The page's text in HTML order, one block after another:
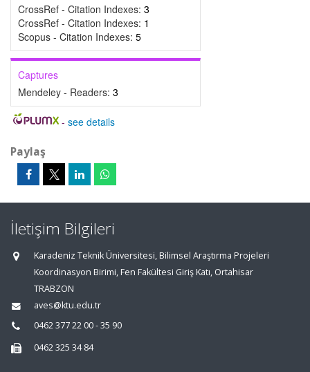
CrossRef - Citation Indexes: 3
CrossRef - Citation Indexes: 1
Scopus - Citation Indexes: 5
Captures
Mendeley - Readers: 3
- see details
Paylaş
İletişim Bilgileri
Karadeniz Teknik Üniversitesi, Bilimsel Araştırma Projeleri
Koordinasyon Birimi, Fen Fakültesi Giriş Katı, Ortahisar
TRABZON
aves@ktu.edu.tr
0462 377 22 00 - 35 90
0462 325 34 84